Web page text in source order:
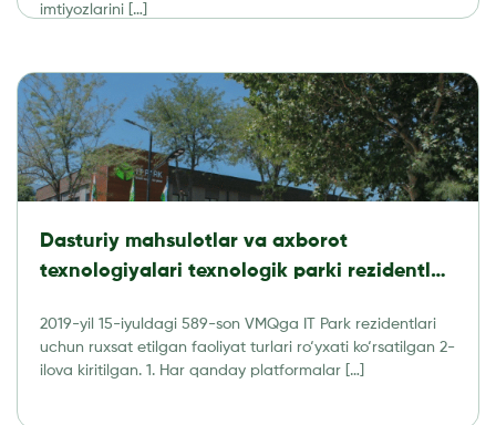
imtiyozlarini […]
Dasturiy mahsulotlar va axborot
texnologiyalari texnologik parki rezidentlari
etilgan faoliyat turlari RO’YXATI
2019-yil 15-iyuldagi 589-son VMQga IT Park rezidentlari
uchun ruxsat etilgan faoliyat turlari ro‘yxati ko‘rsatilgan 2-
ilova kiritilgan. 1. Har qanday platformalar […]